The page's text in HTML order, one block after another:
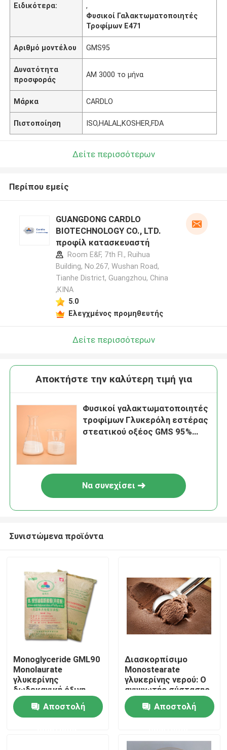
Σπίτι
Προϊόντα
Ειδικότερα:
,
Φυσικοί Γαλακτωματοποιητές
Τροφίμων E471
Αριθμό μοντέλου GMS95
Δυνατότητα
προσφοράς
ΑΜ 3000 το μήνα
Μάρκα CARDLO
Πιστοποίηση ISO,HALAL,KOSHER,FDA
Δείτε περισσότερων
Περίπου εμείς
GUANGDONG CARDLO
BIOTECHNOLOGY CO., LTD.
προφίλ κατασκευαστή
Room E&F, 7th Fl., Ruihua
Building, No.267, Wushan Road,
Tianhe District, Guangzhou, China
,ΚΙΝΑ
5.0
Ελεγχμένος προμηθευτής
Δείτε περισσότερων
Αποκτήστε την καλύτερη τιμή για
Φυσικοί γαλακτωματοποιητές
τροφίμων Γλυκερόλη εστέρας
στεατικού οξέος GMS 95%
Να συνεχίσει
Συνιστώμενα προϊόντα
Monoglyceride GML90
Monolaurate
γλυκερίνης
δωδεκανική όξινη
σκόνη για τα τρόφιμα
Αποστολή
Διασκορπίσιμο
Monostearate
γλυκερίνης νερού: Ο
ανυψωτής σύστασης
παγωτού για
κρεμώδη και ομαλό
παγωμένους
Αποστολή